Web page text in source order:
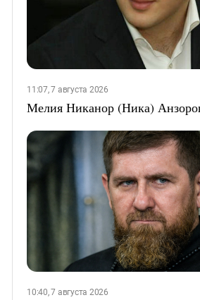
11:07, 7 августа 2026
Мелия Никанор (Ника)
10:40, 7 августа 2026